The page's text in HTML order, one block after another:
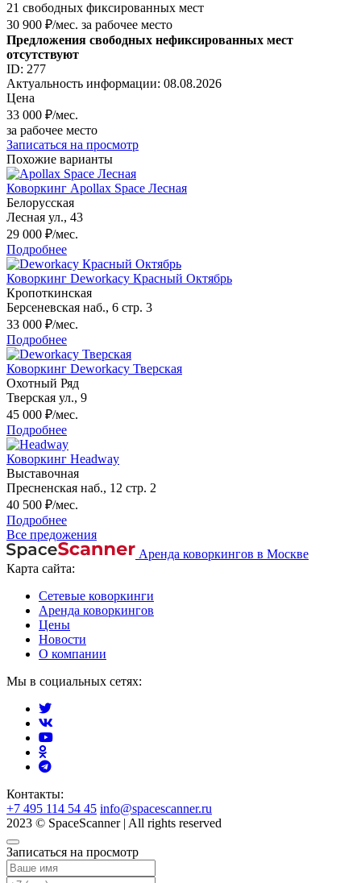
21 свободных фиксированных мест
30 900 ₽/мес. за рабочее место
Предложения свободных нефиксированных мест
отсутствуют
ID: 277
Актуальность информации: 08.08.2026
Цена
33 000 ₽/мес.
за рабочее место
Записаться на просмотр
Похожие варианты
Коворкинг Apollax Space Лесная
Белорусская
Лесная ул., 43
29 000 ₽/мес.
Подробнее
Коворкинг Deworkacy Красный Октябрь
Кропоткинская
Берсеневская наб., 6 стр. 3
33 000 ₽/мес.
Подробнее
Коворкинг Deworkacy Тверская
Охотный Ряд
Тверская ул., 9
45 000 ₽/мес.
Подробнее
Коворкинг Headway
Выставочная
Пресненская наб., 12 стр. 2
40 500 ₽/мес.
Подробнее
Все предожения
Аренда коворкингов в Москве
Карта сайта:
Сетевые коворкинги
Аренда коворкингов
Цены
Новости
О компании
Мы в социальных сетях:
Контакты:
+7 495 114 54 45 info@spacescanner.ru
2023 © SpaceScanner | All rights reserved
Записаться на просмотр